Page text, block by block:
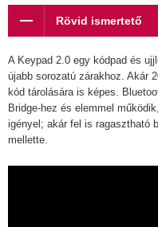
Rövid ismertető
A Keypad 2.0 egy kódpad és
újabb sorozatú zárakhoz. Akár
kód tárolására is képes.
Bridge-hez és elemmel
igényel; akár fel is ragasztható
mellette.